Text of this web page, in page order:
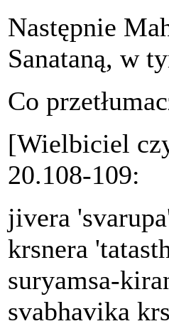
Następnie
Sanataną, w
Co
[Wielbiciel
20.108-109:
jivera
krsnera
suryamsa-
svabhavika